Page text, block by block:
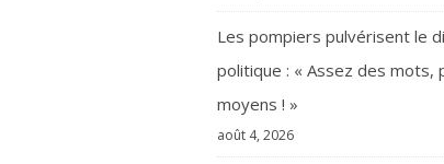
Les pompiers pulvérisent le
politique : « Assez des mots,
moyens ! »
août 4, 2026